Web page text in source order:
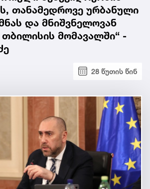
თანამედროვე ურბანული
და მნიშვნელოვან
თბილისის მომავალში“ -
28 წუთის წინ